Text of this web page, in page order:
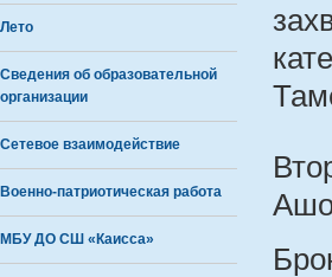
Лето
Сведения об образовательной
организации
Сетевое взаимодействие
Военно-патриотическая работа
МБУ ДО СШ «Каисса»